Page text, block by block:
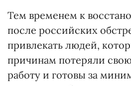
Тем временем к
после российских
привлекать людей,
причинам потеряли
работу и готовы за